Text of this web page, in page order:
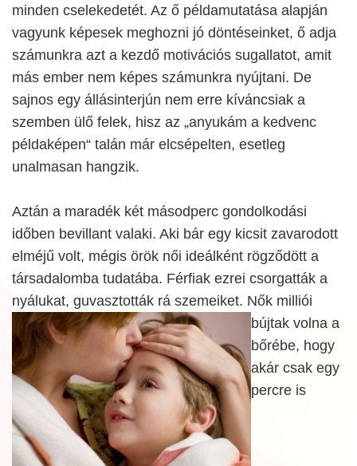
minden cselekedetét. Az ő példamutatása alapján
vagyunk képesek meghozni jó döntéseinket, ő adja
számunkra azt a kezdő motivációs sugallatot, amit
más ember nem képes számunkra nyújtani. De
sajnos egy állásinterjún nem erre kíváncsiak a
szemben ülő felek, hisz az „anyukám a kedvenc
példaképen“ talán már elcsépelten, esetleg
unalmasan hangzik.
Aztán a maradék két másodperc gondolkodási
időben bevillant valaki. Aki bár egy kicsit zavarodott
elméjű volt, mégis örök női ideálként rögződött a
társadalomba tudatába. Férfiak ezrei csorgatták a
nyálukat, guvasztották rá szemeiket. Nők milliói
bújtak volna a
bőrébe, hogy
akár csak egy
percre is